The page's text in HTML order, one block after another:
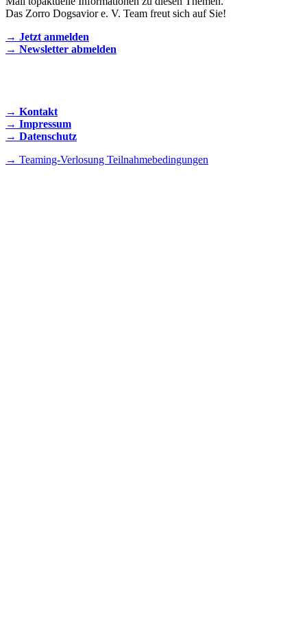
Das Zorro Dogsavior e. V. Team freut sich auf Sie!
→ Jetzt anmelden
→ Newsletter abmelden
→ Kontakt
→ Impressum
→ Datenschutz
→ Teaming-Verlosung Teilnahmebedingungen